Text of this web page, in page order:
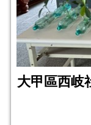
大甲區西岐